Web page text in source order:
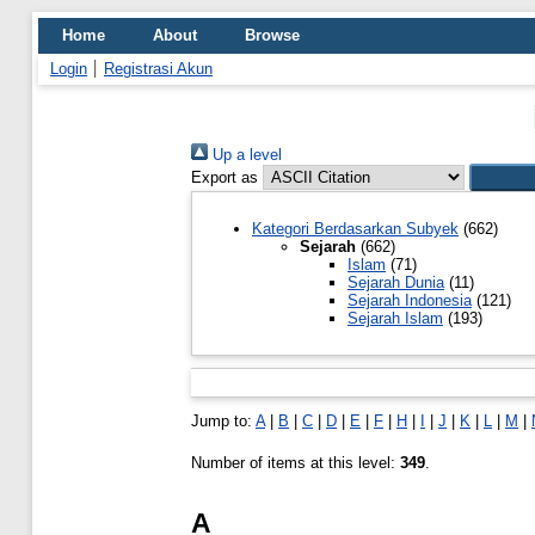
Home About
Browse
Login
Registrasi Akun
Up a level
Export as
Kategori Berdasarkan Subyek (662)
Sejarah (662)
Islam (71)
Sejarah Dunia (11)
Sejarah Indonesia (121)
Sejarah Islam (193)
Jump to: A| B | C | D | E | F | H | I | J | K | L | M |
Number of items at this level: 349
A